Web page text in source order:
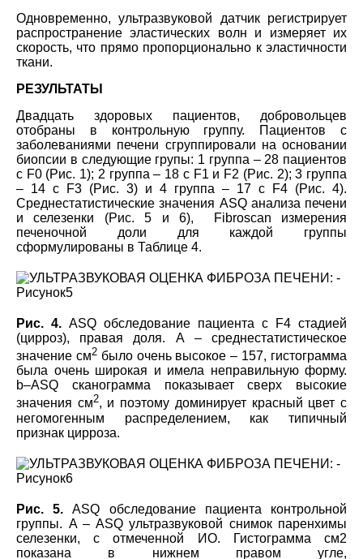
Одновременно, ультразвуковой датчик регистрирует
распространение эластических волн и измеряет их
скорость, что прямо пропорционально к эластичности
ткани.
РЕЗУЛЬТАТЫ
Двадцать здоровых пациентов, добровольцев
отобраны в контрольную группу. Пациентов с
заболеваниями печени сгруппировали на основании
биопсии в следующие групы: 1 группа – 28 пациентов
с F0 (Рис. 1); 2 группа – 18 с F1 и F2 (Рис. 2); 3 группа
– 14 с F3 (Рис. 3) и 4 группа – 17 с F4 (Рис. 4).
Среднестатистическиезначения ASQ анализа печени
и селезенки (Рис. 5 и 6), Fibroscan измерения
печеночной доли для каждой группы
сформулированы в Таблице 4.
Рис. 4. ASQ обследование пациента с F4 стадией
(цирроз), правая доля. А – среднестатистическое
значение см2было очень высокое – 157, гистограмма
была очень широкая и имела неправильную форму.
b–ASQ сканограмма показывает сверх высокие
значения см2, и поэтому доминирует красный цвет с
негомогенным распределением, как типичный
признак цирроза.
Рис. 5. ASQ обследование пациента контрольной
группы. A – ASQ ультразвуковой снимок паренхимы
селезенки, с отмеченной ИО. Гистограмма см2
показана в нижнем правом угле,